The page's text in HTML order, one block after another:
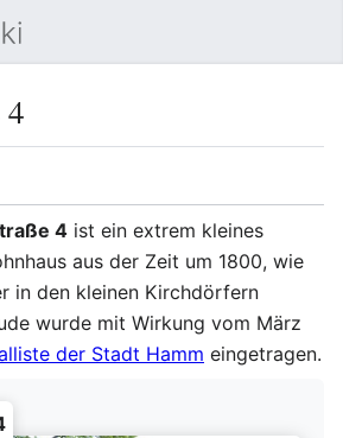
4 ist ein extrem kleines
aus der Zeit um 1800, wie
in den kleinen Kirchdörfern
wurde mit Wirkung vom März
der Stadt Hamm eingetragen.